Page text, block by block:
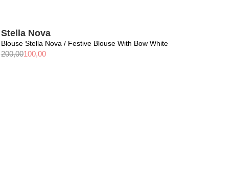
Stella Nova
Blouse Stella Nova / Festive Blouse With Bow White
200,00100,00